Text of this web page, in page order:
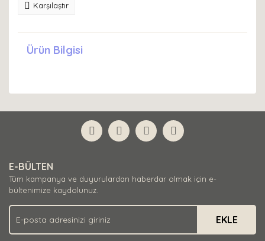
Karşılaştır
Ürün Bilgisi
E-BÜLTEN
Tüm kampanya ve duyurulardan haberdar olmak için e-
bültenimize kaydolunuz.
EKLE